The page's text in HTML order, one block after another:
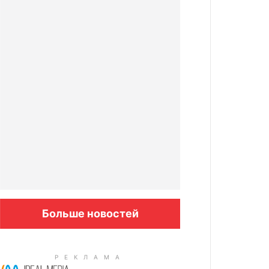
Больше новостей